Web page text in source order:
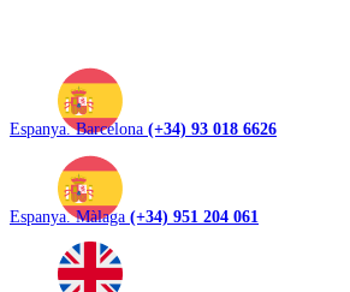
Espanya. Barcelona (+34) 93 018 6626
Espanya. Màlaga (+34) 951 204 061